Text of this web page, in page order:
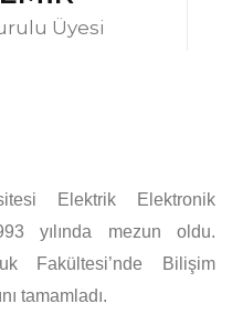
Üyesi
Elektrik Elektronik
yılında mezun oldu.
Fakültesi’nde Bilişim
tamamladı.